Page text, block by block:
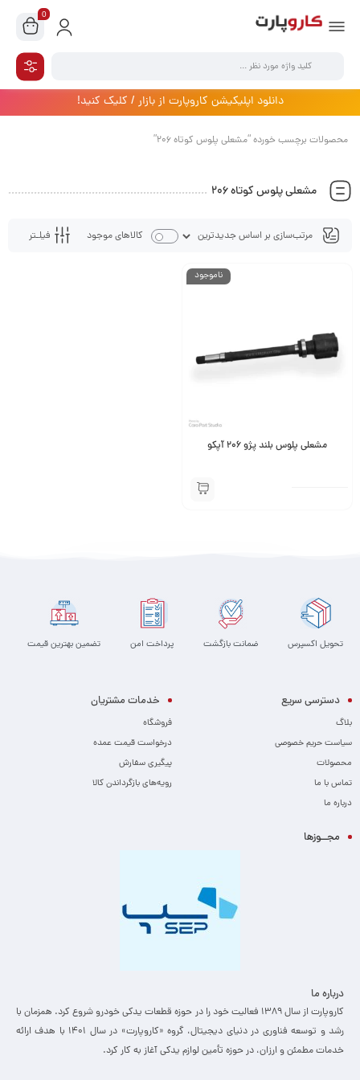
0
دانلود اپلیکیشن کاروپارت از بازار / کلیک کنید!
محصولات برچسب خورده “مشعلی پلوس کوتاه 206”
مشعلی پلوس کوتاه 206
فیلـتر کالاهای موجود
ناموجود
مشعلی پلوس بلند پژو 206 آپکو
تحویل اکسپرس ضمانت بازگشت پرداخت امن تضمین بهترین قیمت
دسترسی سریع
بلاگ
سیاست حریم خصوصی
محصولات
تماس با ما
درباره ما
خدمات مشتریان
فروشگاه
درخواست قیمت عمده
پیگیری سفارش
رویه‌های بازگرداندن کالا
مجــوزها
درباره ما
کاروپارت از سال ۱۳۸۹ فعالیت خود را در حوزه قطعات یدکی خودرو شروع کرد. همزمان با
رشد و توسعه فناوری در دنیای دیجیتال، گروه «کاروپارت» در سال ۱۴۰۱ با هدف ارائه
خدمات مطمئن و ارزان، ­در حوزه تأمین لوازم یدکی آغاز به کار کرد.